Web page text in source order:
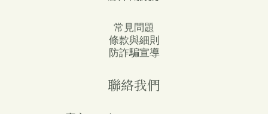
常見問題
條款與細則
防詐騙宣導
聯絡我們